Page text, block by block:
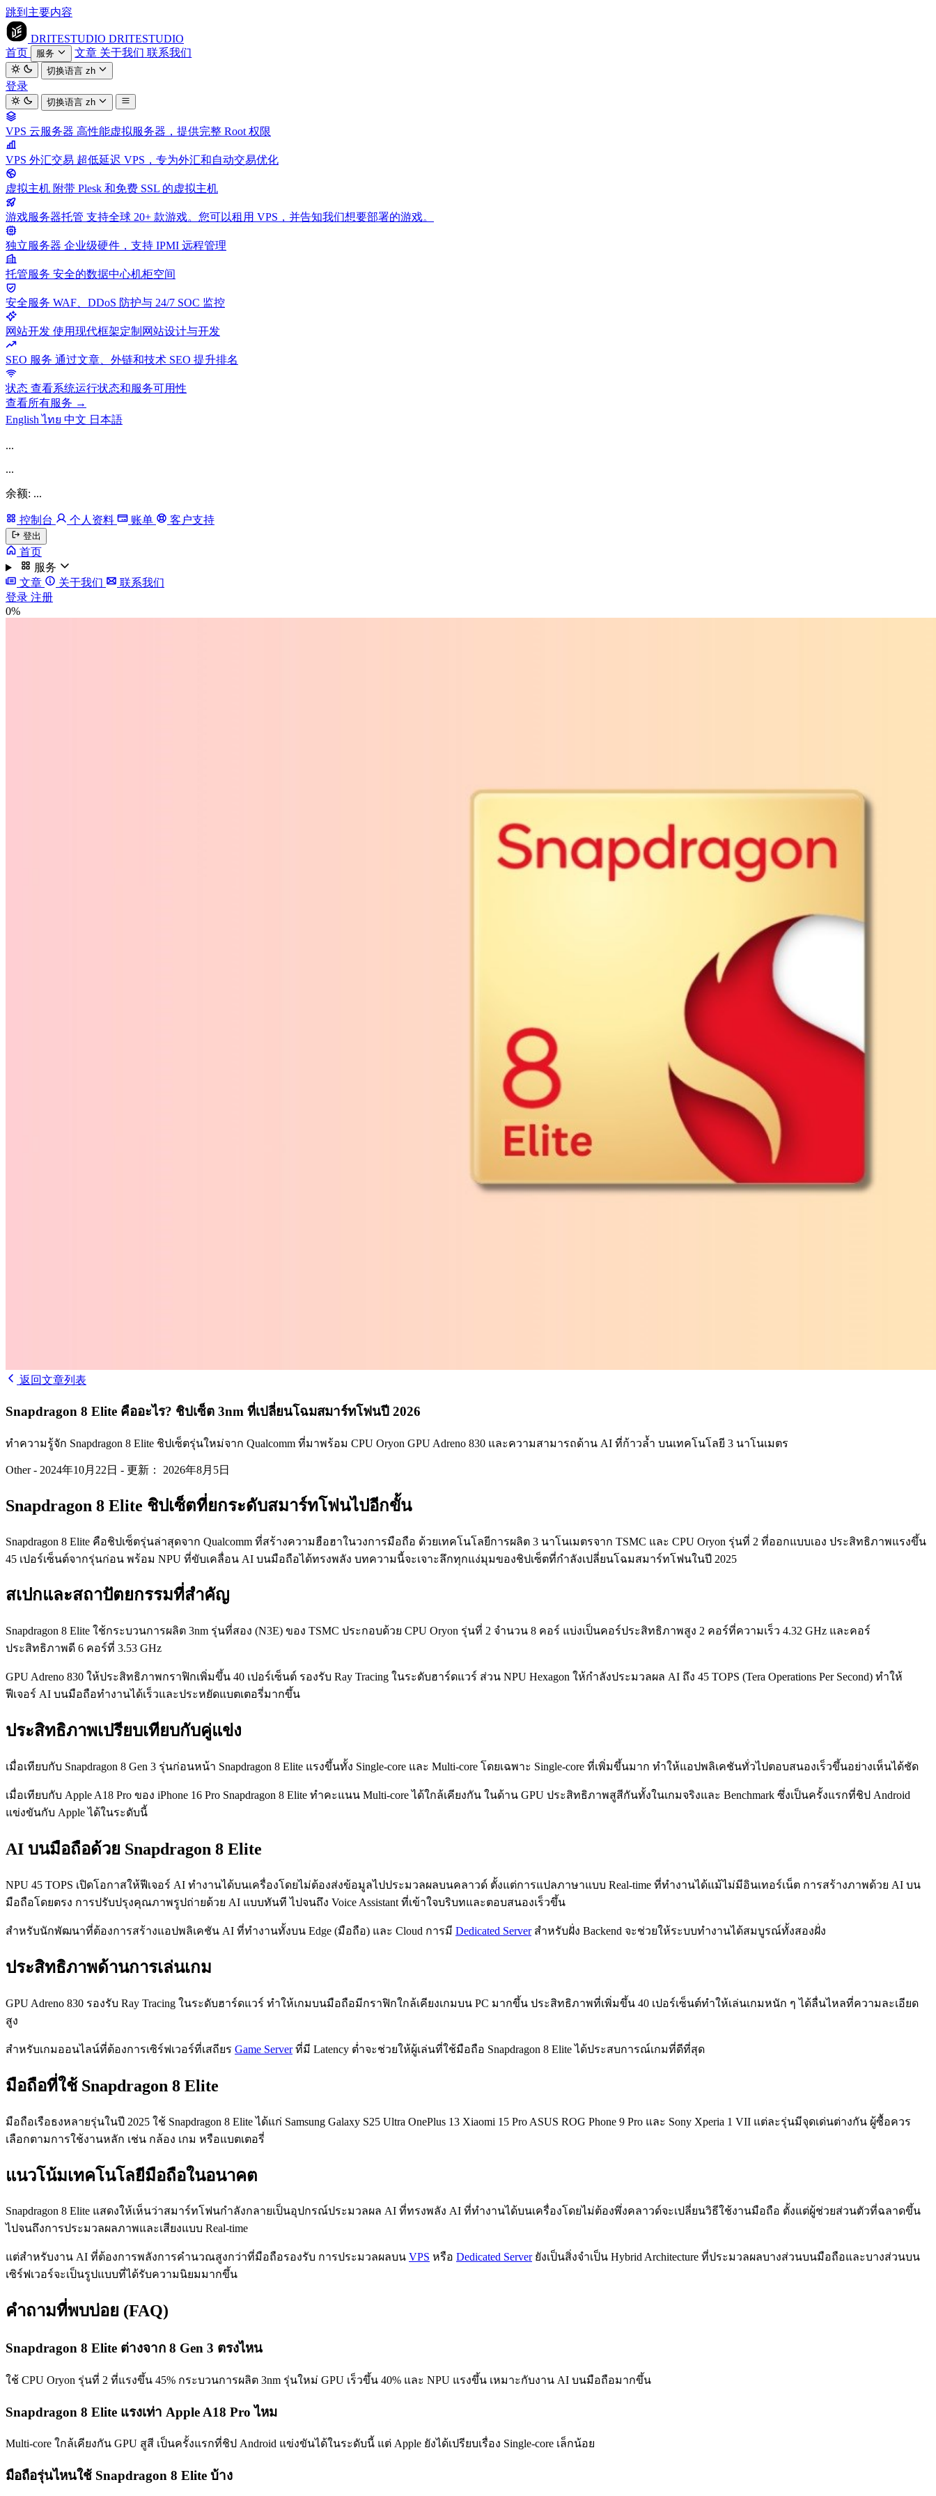
跳到主要内容
DRITESTUDIO DRITESTUDIO
首页
服务 文章 关于我们 联系我们
切换语言zh
登录
切换语言zh
VPS 云服务器 高性能虚拟服务器，提供完整 Root 权限
VPS 外汇交易 超低延迟 VPS，专为外汇和自动交易优化
虚拟主机 附带 Plesk 和免费 SSL 的虚拟主机
游戏服务器托管 支持全球 20+ 款游戏。您可以租用 VPS，并告知我们想要部署的游戏。
独立服务器 企业级硬件，支持 IPMI 远程管理
托管服务 安全的数据中心机柜空间
安全服务 WAF、DDoS 防护与 24/7 SOC 监控
网站开发 使用现代框架定制网站设计与开发
SEO 服务 通过文章、外链和技术 SEO 提升排名
状态 查看系统运行状态和服务可用性
查看所有服务 →
Englishไทย 中文 日本語
...
...
余额: ...
控制台 个人资料 账单 客户支持
登出
首页
服务
文章
关于我们
联系我们
登录 注册
0%
返回文章列表
Snapdragon 8 Elite คืออะไร? ชิปเซ็ต 3nm ที่เปลี่ยนโฉมสมาร์ทโฟนปี 2026
ทำความรู้จัก Snapdragon 8 Elite ชิปเซ็ตรุ่นใหม่จาก Qualcomm ที่มาพร้อม CPU Oryon GPU Adreno 830 และความสามารถด้าน AI ที่ก้าวล้ำ บนเทคโนโลยี 3 นาโนเมตร
Other- 2024年10月22日 - 更新： 2026年8月5日
Snapdragon 8 Elite ชิปเซ็ตที่ยกระดับสมาร์ทโฟนไปอีกขั้น
Snapdragon 8 Elite คือชิปเซ็ตรุ่นล่าสุดจาก Qualcomm ที่สร้างความฮือฮาในวงการมือถือ ด้วยเทคโนโลยีการผลิต 3 นาโนเมตรจาก TSMC และ CPU Oryon รุ่นที่ 2 ที่ออกแบบเอง ประสิทธิภาพแรงขึ้น
45 เปอร์เซ็นต์จากรุ่นก่อน พร้อม NPU ที่ขับเคลื่อน AI บนมือถือได้ทรงพลัง บทความนี้จะเจาะลึกทุกแง่มุมของชิปเซ็ตที่กำลังเปลี่ยนโฉมสมาร์ทโฟนในปี 2025
สเปกและสถาปัตยกรรมที่สำคัญ
Snapdragon 8 Elite ใช้กระบวนการผลิต 3nm รุ่นที่สอง (N3E) ของ TSMC ประกอบด้วย CPU Oryon รุ่นที่ 2 จำนวน 8 คอร์ แบ่งเป็นคอร์ประสิทธิภาพสูง 2 คอร์ที่ความเร็ว 4.32 GHz และคอร์
ประสิทธิภาพดี 6 คอร์ที่ 3.53 GHz
GPU Adreno 830 ให้ประสิทธิภาพกราฟิกเพิ่มขึ้น 40 เปอร์เซ็นต์ รองรับ Ray Tracing ในระดับฮาร์ดแวร์ ส่วน NPU Hexagon ให้กำลังประมวลผล AI ถึง 45 TOPS (Tera Operations Per Second) ทำให้
ฟีเจอร์ AI บนมือถือทำงานได้เร็วและประหยัดแบตเตอรี่มากขึ้น
ประสิทธิภาพเปรียบเทียบกับคู่แข่ง
เมื่อเทียบกับ Snapdragon 8 Gen 3 รุ่นก่อนหน้า Snapdragon 8 Elite แรงขึ้นทั้ง Single-core และ Multi-core โดยเฉพาะ Single-core ที่เพิ่มขึ้นมาก ทำให้แอปพลิเคชันทั่วไปตอบสนองเร็วขึ้นอย่างเห็นได้ชัด
เมื่อเทียบกับ Apple A18 Pro ของ iPhone 16 Pro Snapdragon 8 Elite ทำคะแนน Multi-core ได้ใกล้เคียงกัน ในด้าน GPU ประสิทธิภาพสูสีกันทั้งในเกมจริงและ Benchmark ซึ่งเป็นครั้งแรกที่ชิป Android
แข่งขันกับ Apple ได้ในระดับนี้
AI บนมือถือด้วย Snapdragon 8 Elite
NPU 45 TOPS เปิดโอกาสให้ฟีเจอร์ AI ทำงานได้บนเครื่องโดยไม่ต้องส่งข้อมูลไปประมวลผลบนคลาวด์ ตั้งแต่การแปลภาษาแบบ Real-time ที่ทำงานได้แม้ไม่มีอินเทอร์เน็ต การสร้างภาพด้วย AI บน
มือถือโดยตรง การปรับปรุงคุณภาพรูปถ่ายด้วย AI แบบทันที ไปจนถึง Voice Assistant ที่เข้าใจบริบทและตอบสนองเร็วขึ้น
สำหรับนักพัฒนาที่ต้องการสร้างแอปพลิเคชัน AI ที่ทำงานทั้งบน Edge (มือถือ) และ Cloud การมี Dedicated Serverสำหรับฝั่ง Backend จะช่วยให้ระบบทำงานได้สมบูรณ์ทั้งสองฝั่ง
ประสิทธิภาพด้านการเล่นเกม
GPU Adreno 830 รองรับ Ray Tracing ในระดับฮาร์ดแวร์ ทำให้เกมบนมือถือมีกราฟิกใกล้เคียงเกมบน PC มากขึ้น ประสิทธิภาพที่เพิ่มขึ้น 40 เปอร์เซ็นต์ทำให้เล่นเกมหนัก ๆ ได้ลื่นไหลที่ความละเอียด
สูง
สำหรับเกมออนไลน์ที่ต้องการเซิร์ฟเวอร์ที่เสถียร Game Serverที่มี Latency ต่ำจะช่วยให้ผู้เล่นที่ใช้มือถือ Snapdragon 8 Elite ได้ประสบการณ์เกมที่ดีที่สุด
มือถือที่ใช้ Snapdragon 8 Elite
มือถือเรือธงหลายรุ่นในปี 2025 ใช้ Snapdragon 8 Elite ได้แก่ Samsung Galaxy S25 Ultra OnePlus 13 Xiaomi 15 Pro ASUS ROG Phone 9 Pro และ Sony Xperia 1 VII แต่ละรุ่นมีจุดเด่นต่างกัน ผู้ซื้อควร
เลือกตามการใช้งานหลัก เช่น กล้อง เกม หรือแบตเตอรี่
แนวโน้มเทคโนโลยีมือถือในอนาคต
Snapdragon 8 Elite แสดงให้เห็นว่าสมาร์ทโฟนกำลังกลายเป็นอุปกรณ์ประมวลผล AI ที่ทรงพลัง AI ที่ทำงานได้บนเครื่องโดยไม่ต้องพึ่งคลาวด์จะเปลี่ยนวิธีใช้งานมือถือ ตั้งแต่ผู้ช่วยส่วนตัวที่ฉลาดขึ้น
ไปจนถึงการประมวลผลภาพและเสียงแบบ Real-time
แต่สำหรับงาน AI ที่ต้องการพลังการคำนวณสูงกว่าที่มือถือรองรับ การประมวลผลบน VPS หรือ Dedicated Serverยังเป็นสิ่งจำเป็น Hybrid Architecture ที่ประมวลผลบางส่วนบนมือถือและบางส่วนบน
เซิร์ฟเวอร์จะเป็นรูปแบบที่ได้รับความนิยมมากขึ้น
คำถามที่พบบ่อย (FAQ)
Snapdragon 8 Elite ต่างจาก 8 Gen 3 ตรงไหน
ใช้ CPU Oryon รุ่นที่ 2 ที่แรงขึ้น 45% กระบวนการผลิต 3nm รุ่นใหม่ GPU เร็วขึ้น 40% และ NPU แรงขึ้น เหมาะกับงาน AI บนมือถือมากขึ้น
Snapdragon 8 Elite แรงเท่า Apple A18 Pro ไหม
Multi-core ใกล้เคียงกัน GPU สูสี เป็นครั้งแรกที่ชิป Android แข่งขันได้ในระดับนี้ แต่ Apple ยังได้เปรียบเรื่อง Single-core เล็กน้อย
มือถือรุ่นไหนใช้ Snapdragon 8 Elite บ้าง